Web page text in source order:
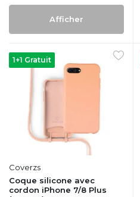
Afficher
1+1 Gratuit
Coverzs
Coque silicone avec
cordon iPhone 7/8 Plus